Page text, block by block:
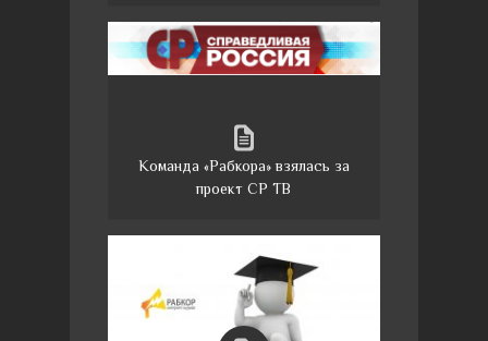
Команда «Рабкора» взялась за
проект СР ТВ